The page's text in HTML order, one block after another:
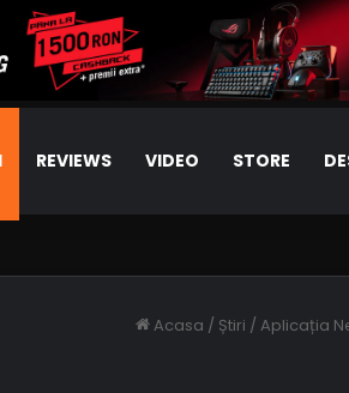
REVIEWS VIDEO STORE
Acasa / Știri / Aplicația